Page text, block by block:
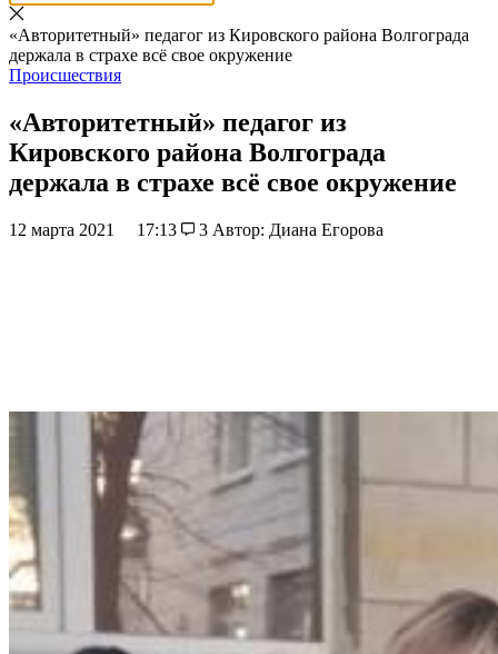
«Авторитетный» педагог из Кировского района Волгограда
держала в страхе всё свое окружение
Происшествия
«Авторитетный» педагог из
Кировского района Волгограда
держала в страхе всё свое окружение
12 марта 2021 17:13 3 Автор: Диана Егорова